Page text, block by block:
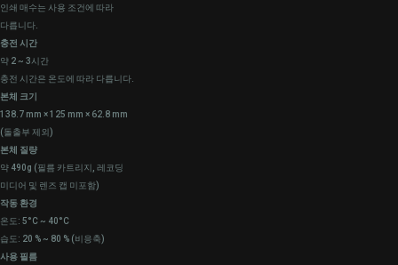
인쇄 매수는 사용 조건에 따라
다릅니다.
충전 시간
약 2 ~ 3시간
충전 시간은 온도에 따라 다릅니다.
본체 크기
138.7 mm × 125 mm × 62.8 mm
(돌출부 제외)
본체 질량
약 490g (필름 카트리지, 레코딩
미디어 및 렌즈 캡 미포함)
작동 환경
온도: 5°C ~ 40°C
습도: 20 % ~ 80 % (비응축)
사용 필름